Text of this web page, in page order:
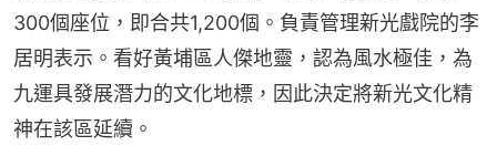
300個座位，即合共1,200個。負責管理新光戲院的李
居明表示。看好黃埔區人傑地靈，認為風水極佳，為
九運具發展潛力的文化地標，因此決定將新光文化精
神在該區延續。